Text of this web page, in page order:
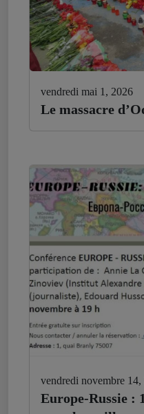
vendredi mai 1, 2026
Le massacre
vendredi novembre 14,
Europe-Russie :